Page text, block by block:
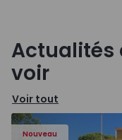
Actualités
voir
Voir tout
Nouveau